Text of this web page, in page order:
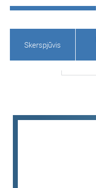
Skerspjūvis